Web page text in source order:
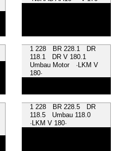
1 228 BR 228.1 DR
118.1 DR V 180.1
Umbau Motor ·LKM V
180·
1 228 BR 228.5 DR
118.5 Umbau 118.0
·LKM V 180·